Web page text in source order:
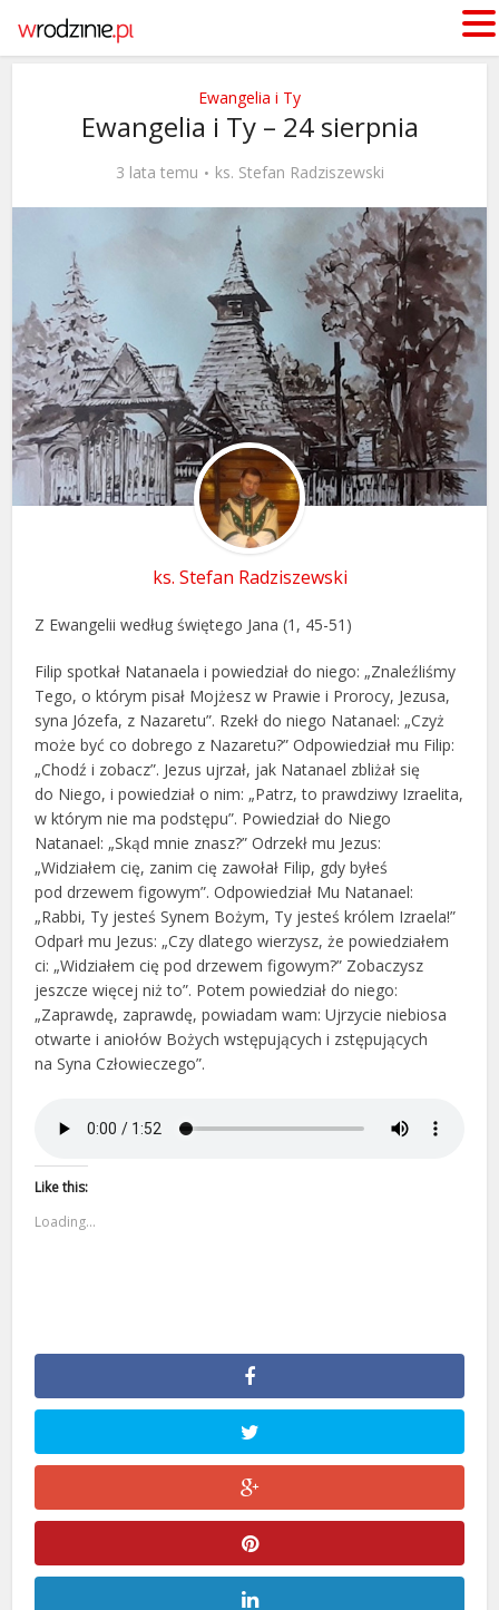
Ewangelia i Ty
Ewangelia i Ty – 24 sierpnia
3 lata temu ks. Stefan Radziszewski
ks. Stefan Radziszewski
Z Ewangelii według świętego Jana (1, 45-51)
Filip spotkał Natanaela i powiedział do niego: „Znaleźliśmy
Tego, o którym pisał Mojżesz w Prawie i Prorocy, Jezusa,
syna Józefa, z Nazaretu”. Rzekł do niego Natanael: „Czyż
może być co dobrego z Nazaretu?” Odpowiedział mu Filip:
„Chodź i zobacz”. Jezus ujrzał, jak Natanael zbliżał się
do Niego, i powiedział o nim: „Patrz, to prawdziwy Izraelita,
w którym nie ma podstępu”. Powiedział do Niego
Natanael: „Skąd mnie znasz?” Odrzekł mu Jezus:
„Widziałem cię, zanim cię zawołał Filip, gdy byłeś
pod drzewem figowym”. Odpowiedział Mu Natanael:
„Rabbi, Ty jesteś Synem Bożym, Ty jesteś królem Izraela!”
Odparł mu Jezus: „Czy dlatego wierzysz, że powiedziałem
ci: „Widziałem cię pod drzewem figowym?” Zobaczysz
jeszcze więcej niż to”. Potem powiedział do niego:
„Zaprawdę, zaprawdę, powiadam wam: Ujrzycie niebiosa
otwarte i aniołów Bożych wstępujących i zstępujących
na Syna Człowieczego”.
Like this:
Loading...